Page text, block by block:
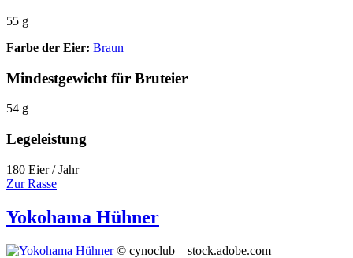
55 g
Farbe der Eier: Braun
Mindestgewicht für Bruteier
54 g
Legeleistung
180 Eier / Jahr
Zur Rasse
Yokohama Hühner
© cynoclub – stock.adobe.com